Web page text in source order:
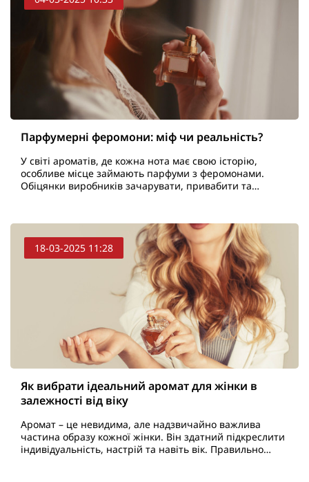
Парфумерні феромони: міф чи реальність?
У світі ароматів, де кожна нота має свою історію,
особливе місце займають парфуми з феромонами.
Обіцянки виробників зачарувати, привабити та
18-03-2025 11:28
Як вибрати ідеальний аромат для жінки в
залежності від віку
Аромат – це невидима, але надзвичайно важлива
частина образу кожної жінки. Він здатний підкреслити
індивідуальність, настрій та навіть вік. Правильно